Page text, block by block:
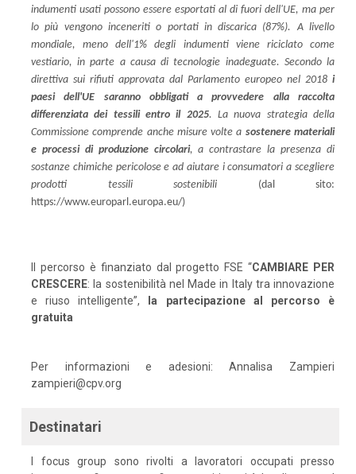
indumenti usati possono essere esportati al di fuori dell'UE, ma per
lo più vengono inceneriti o portati in discarica (87%). A livello
mondiale, meno dell'1% degli indumenti viene riciclato come
vestiario, in parte a causa di tecnologie inadeguate. Secondo la
direttiva sui rifiuti approvata dal Parlamento europeo nel 2018 i
paesi dell'UE saranno obbligati a provvedere alla raccolta
differenziata dei tessili entro il 2025. La nuova strategia della
Commissione comprende anche misure volte a sostenere materiali
e processi di produzione circolari, a contrastare la presenza di
sostanze chimiche pericolose e ad aiutare i consumatori a scegliere
prodotti tessili sostenibili (dal sito:
https://www.europarl.europa.eu/)
Il percorso è finanziato dal progetto FSE “CAMBIARE PER
CRESCERE: la sostenibilità nel Made in Italy tra innovazione
e riuso intelligente”,
la partecipazione al percorso è
gratuita
Per informazioni e adesioni: Annalisa Zampieri
zampieri@cpv.org
Destinatari
I focus group sono rivolti a lavoratori occupati presso